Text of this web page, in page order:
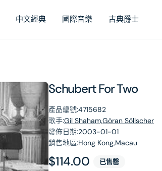
中文經典 國際音樂 古典爵士
Schubert For Two
產品編號:4715682
歌手:Gil Shaham,Göran Söllscher
發佈日期:2003-01-01
銷售地區:Hong Kong,Macau
原
$114.00 已售罄